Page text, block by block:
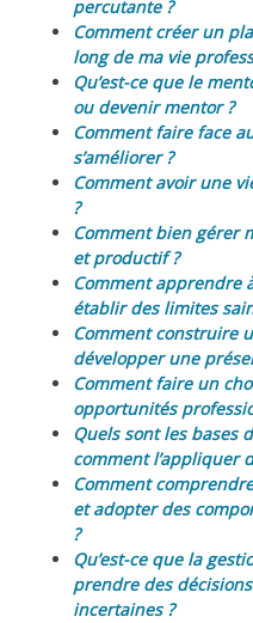
percutante ?
Comment créer un
long de ma vie
Qu’est-ce que le
ou devenir mentor ?
Comment faire face
s’améliorer ?
Comment avoir une
?
Comment bien gérer
et productif ?
Comment apprendre
établir des limites
Comment construire
développer une
Comment faire un
opportunités
Quels sont les bases
comment l’appliquer
Comment
et adopter des
?
Qu’est-ce que la
prendre des
incertaines ?